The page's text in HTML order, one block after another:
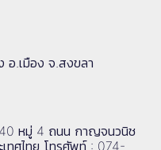
อ.เมือง จ.สงขลา
หมู่ 4 ถนน กาญจนวนิช
เทศไทย โทรศัพท์ : 074-